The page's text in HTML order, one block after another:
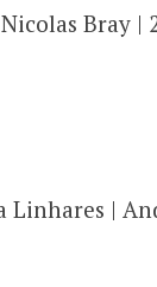
Bray |
Linhares |